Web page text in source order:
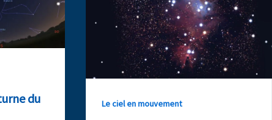
du
Le ciel en mouvement